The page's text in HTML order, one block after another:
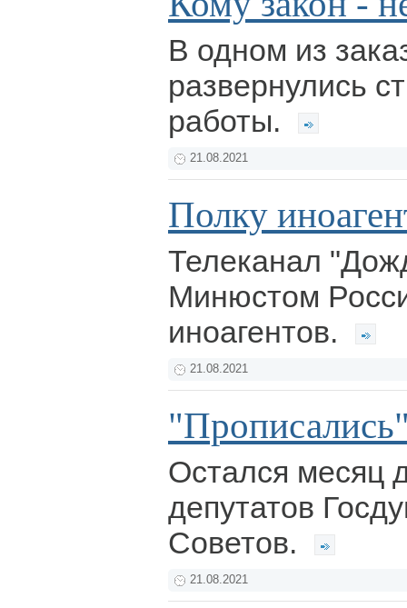
В одном из
развернулись
работы.
21.08.2021
Полку
Телеканал
Минюстом
иноагентов.
21.08.2021
Остался месяц
депутатов
Советов.
21.08.2021